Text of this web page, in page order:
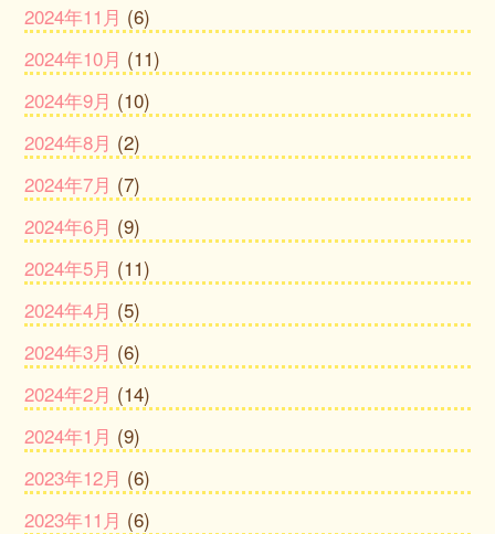
2024年11月 (6)
2024年10月 (11)
2024年9月 (10)
2024年8月 (2)
2024年7月 (7)
2024年6月 (9)
2024年5月 (11)
2024年4月 (5)
2024年3月 (6)
2024年2月 (14)
2024年1月 (9)
2023年12月 (6)
2023年11月 (6)